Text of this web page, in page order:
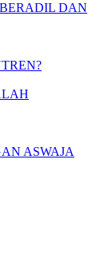
DAN
ASWAJA